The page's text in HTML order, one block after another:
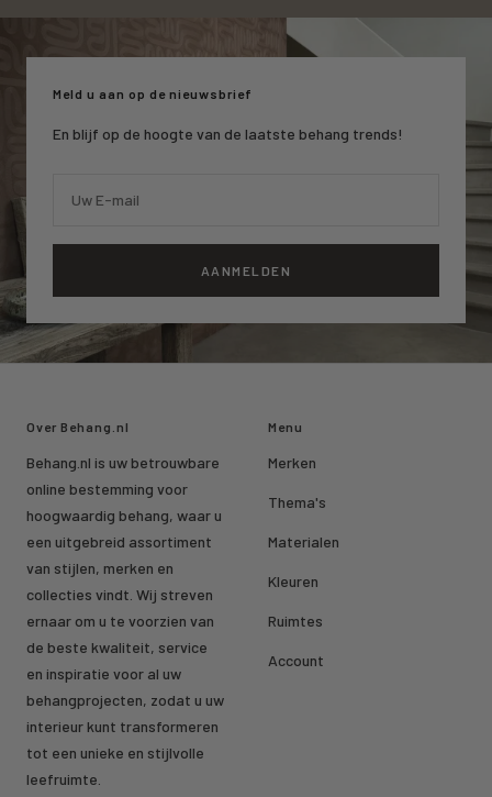
1
2
slide
3
Meld u aan op de nieuwsbrief
En blijf op de hoogte van de laatste behang trends!
Uw E-mail
AANMELDEN
Over Behang.nl
Behang.nl is uw betrouwbare
online bestemming voor
hoogwaardig behang, waar u
een uitgebreid assortiment
van stijlen, merken en
collecties vindt. Wij streven
ernaar om u te voorzien van
de beste kwaliteit, service
en inspiratie voor al uw
behangprojecten, zodat u uw
interieur kunt transformeren
tot een unieke en stijlvolle
leefruimte.
Menu
Merken
Thema's
Materialen
Kleuren
Ruimtes
Account